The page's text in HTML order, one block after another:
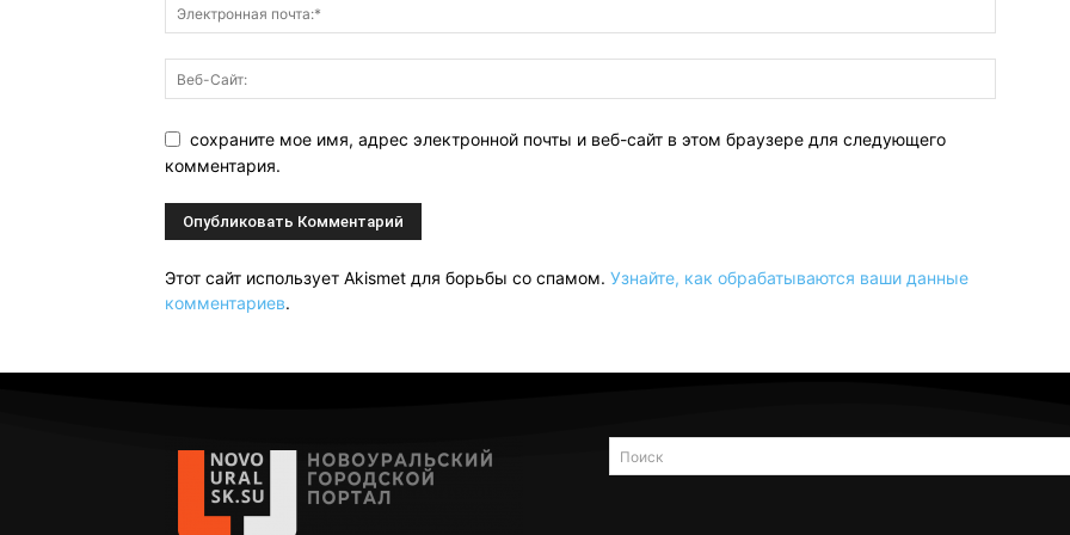
сохраните мое имя, адрес электронной почты и веб-сайт в этом браузере для следующего
комментария.
Этот сайт использует Akismet для борьбы со спамом. Узнайте, как обрабатываются ваши данные
комментариев.
Поиск